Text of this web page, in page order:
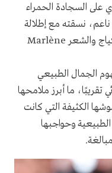
على السجادة الحمراء
أنثوي ناعم، نسقته مع إطلالة
جمالية طبيعية حملت توقيع خبيرة المكياج والشعر Marlène
الجمال الطبيعي
تقريبًا، ما أبرز ملامحها
الكثيفة التي كانت
وحواجبها